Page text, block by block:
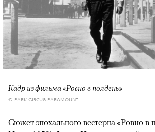
Кадр из фильма «Ровно в полдень»
© PARK CIRCUS-PARAMOUNT
Сюжет эпохального вестерна «Ровно в